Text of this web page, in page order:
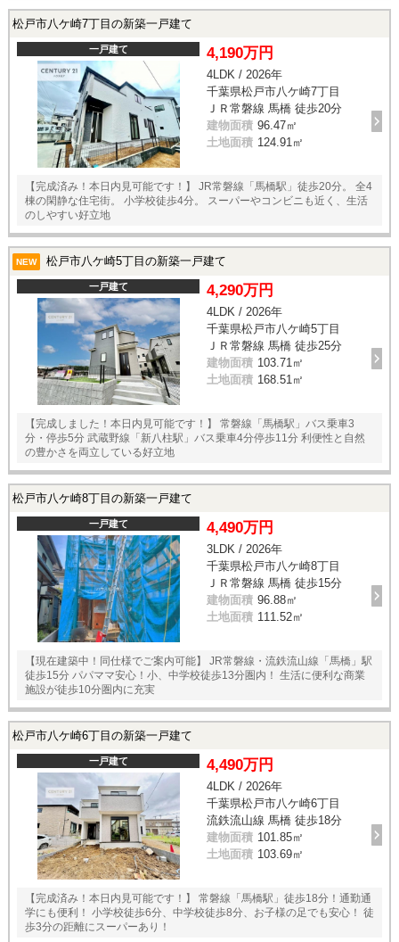
松戸市八ケ崎7丁目の新築一戸建て
一戸建て 4,190万円
4LDK / 2026年
千葉県松戸市八ケ崎7丁目
ＪＲ常磐線 馬橋 徒歩20分
建物面積 96.47㎡
土地面積 124.91㎡
【完成済み！本日内見可能です！】 JR常磐線「馬橋駅」徒歩20分。 全4
棟の閑静な住宅街。 小学校徒歩4分。 スーパーやコンビニも近く、生活
のしやすい好立地
NEW 松戸市八ケ崎5丁目の新築一戸建て
一戸建て 4,290万円
4LDK / 2026年
千葉県松戸市八ケ崎5丁目
ＪＲ常磐線 馬橋 徒歩25分
建物面積 103.71㎡
土地面積 168.51㎡
【完成しました！本日内見可能です！】 常磐線「馬橋駅」バス乗車3
分・停歩5分 武蔵野線「新八柱駅」バス乗車4分停歩11分 利便性と自然
の豊かさを両立している好立地
松戸市八ケ崎8丁目の新築一戸建て
一戸建て 4,490万円
3LDK / 2026年
千葉県松戸市八ケ崎8丁目
ＪＲ常磐線 馬橋 徒歩15分
建物面積 96.88㎡
土地面積 111.52㎡
【現在建築中！同仕様でご案内可能】 JR常磐線・流鉄流山線「馬橋」駅
徒歩15分 パパママ安心！小、中学校徒歩13分圏内！ 生活に便利な商業
施設が徒歩10分圏内に充実
松戸市八ケ崎6丁目の新築一戸建て
一戸建て 4,490万円
4LDK / 2026年
千葉県松戸市八ケ崎6丁目
流鉄流山線 馬橋 徒歩18分
建物面積 101.85㎡
土地面積 103.69㎡
【完成済み！本日内見可能です！】 常磐線「馬橋駅」徒歩18分！通勤通
学にも便利！ 小学校徒歩6分、中学校徒歩8分、お子様の足でも安心！ 徒
歩3分の距離にスーパーあり！